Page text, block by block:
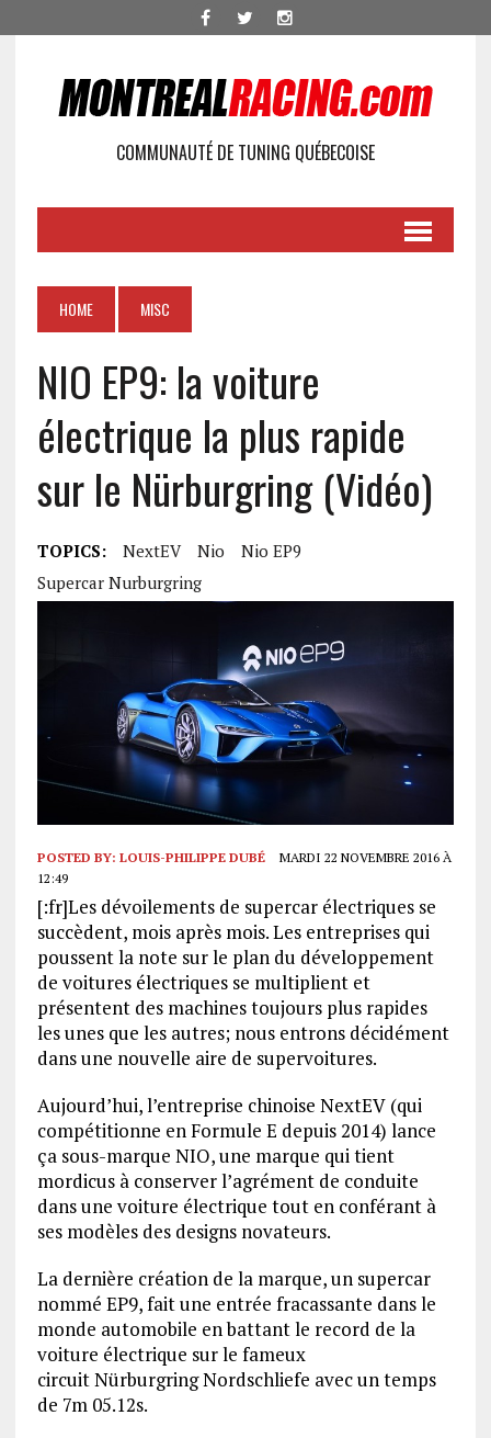
COMMUNAUTÉ DE TUNING QUÉBECOISE
HOME MISC
NIO EP9: la voiture
électrique la plus rapide
sur le Nürburgring (Vidéo)
TOPICS: NextEV Nio
Nio EP9
Supercar Nurburgring
POSTED BY: LOUIS-PHILIPPE DUBÉ
MARDI 22 NOVEMBRE 2016 À
12:49
[:fr]Les dévoilements de supercar électriques se
succèdent, mois après mois. Les entreprises qui
poussent la note sur le plan du développement
de voitures électriques se multiplient et
présentent des machines toujours plus rapides
les unes que les autres; nous entrons décidément
dans une nouvelle aire de supervoitures.
Aujourd’hui, l’entreprise chinoise NextEV (qui
compétitionne en Formule E depuis 2014) lance
ça sous-marque NIO, une marque qui tient
mordicus à conserver l’agrément de conduite
dans une voiture électrique tout en conférant à
ses modèles des designs novateurs.
La dernière création de la marque, un supercar
nommé EP9, fait une entrée fracassante dans le
monde automobile en battant le record de la
voiture électrique sur le fameux
circuit Nürburgring Nordschliefe avec un temps
de 7m 05.12s.